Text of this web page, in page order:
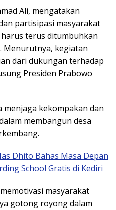
Ali, mengatakan
partisipasi masyarakat
terus ditumbuhkan
Menurutnya, kegiatan
dari dukungan terhadap
Presiden Prabowo
menjaga kekompakan dan
membangun desa
Dhito Bahas Masa Depan
School Gratis di Kediri
masyarakat
gotong royong dalam